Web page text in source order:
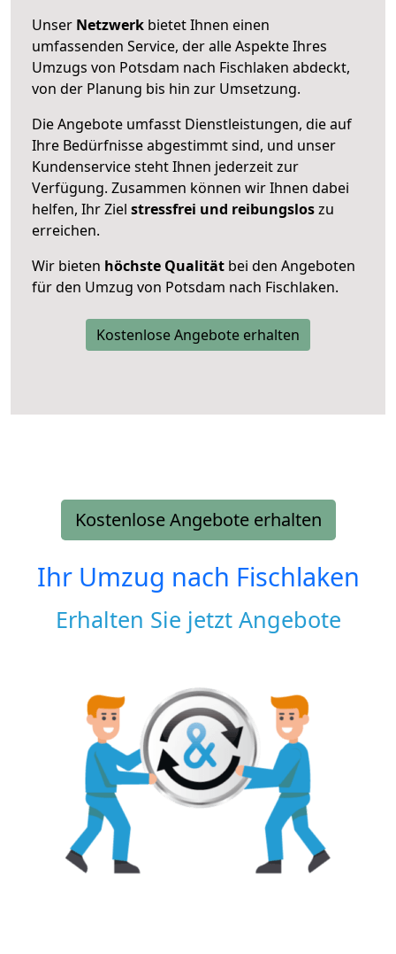
Unser Netzwerk bietet Ihnen einen
umfassenden Service, der alle Aspekte Ihres
Umzugs von Potsdam nach Fischlaken abdeckt,
von der Planung bis hin zur Umsetzung.
Die Angebote umfasst Dienstleistungen, die auf
Ihre Bedürfnisse abgestimmt sind, und unser
Kundenservice steht Ihnen jederzeit zur
Verfügung. Zusammen können wir Ihnen dabei
helfen, Ihr Ziel stressfrei und reibungsloszu
erreichen.
Wir bieten höchste Qualität bei den Angeboten
für den Umzug von Potsdam nach Fischlaken.
Kostenlose Angebote erhalten
Kostenlose Angebote erhalten
Ihr Umzug nach Fischlaken
Erhalten Sie jetzt Angebote